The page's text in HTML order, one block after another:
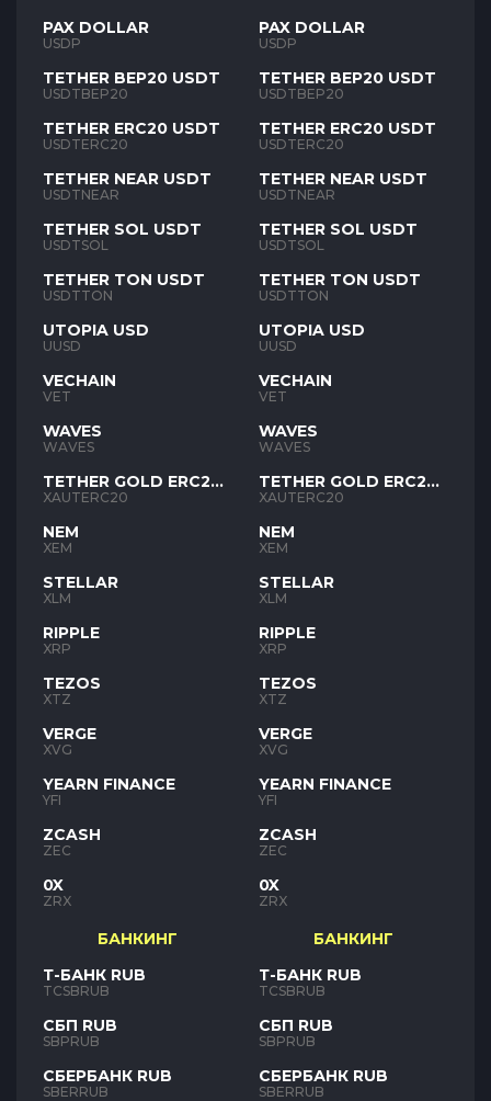
PAX DOLLAR
USDP
TETHER BEP20 USDT
USDTBEP20
TETHER ERC20 USDT
USDTERC20
TETHER NEAR USDT
USDTNEAR
TETHER SOL USDT
USDTSOL
TETHER TON USDT
USDTTON
UTOPIA USD
UUSD
VECHAIN
VET
WAVES
WAVES
TETHER GOLD ERC20
XAUT
XAUTERC20
NEM
XEM
STELLAR
XLM
RIPPLE
XRP
TEZOS
XTZ
VERGE
XVG
YEARN FINANCE
YFI
ZCASH
ZEC
0X
ZRX
БАНКИНГ
Т-БАНК RUB
TCSBRUB
СБП RUB
SBPRUB
СБЕРБАНК RUB
SBERRUB
PAX DOLLAR
USDP
TETHER BEP20 USDT
USDTBEP20
TETHER ERC20 USDT
USDTERC20
TETHER NEAR USDT
USDTNEAR
TETHER SOL USDT
USDTSOL
TETHER TON USDT
USDTTON
UTOPIA USD
UUSD
VECHAIN
VET
WAVES
WAVES
TETHER GOLD ERC20
XAUT
XAUTERC20
NEM
XEM
STELLAR
XLM
RIPPLE
XRP
TEZOS
XTZ
VERGE
XVG
YEARN FINANCE
YFI
ZCASH
ZEC
0X
ZRX
БАНКИНГ
Т-БАНК RUB
TCSBRUB
СБП RUB
SBPRUB
СБЕРБАНК RUB
SBERRUB